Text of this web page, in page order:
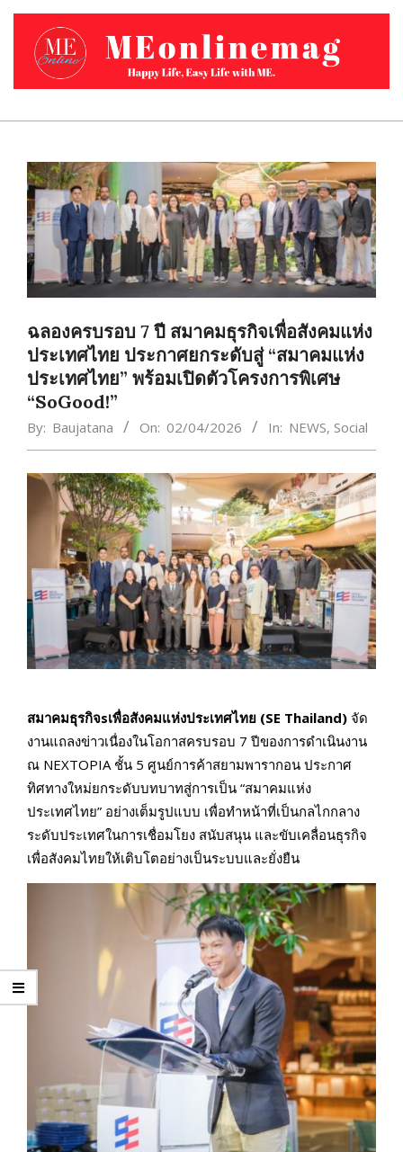
Skip
content
Primary
Menu
ฉลองครบรอบ 7 ปี สมาคมธุรกิจเพื่อสังคมแห่ง
ประเทศไทย ประกาศยกระดับสู่ “สมาคมแห่ง
ประเทศไทย” พร้อมเปิดตัวโครงการพิเศษ
“SoGood!”
By: Baujatana On: 02/04/2026 In: NEWS, Social
สมาคมธุรกิจsเพื่อสังคมแห่งประเทศไทย (SE Thailand) จัด
งานแถลงข่าวเนื่องในโอกาสครบรอบ 7 ปีของการดำเนินงาน
ณ NEXTOPIA ชั้น 5 ศูนย์การค้าสยามพารากอน ประกาศ
ทิศทางใหม่ยกระดับบทบาทสู่การเป็น “สมาคมแห่ง
ประเทศไทย” อย่างเต็มรูปแบบ เพื่อทำหน้าที่เป็นกลไกกลาง
ระดับประเทศในการเชื่อมโยง สนับสนุน และขับเคลื่อนธุรกิจ
เพื่อสังคมไทยให้เติบโตอย่างเป็นระบบและยั่งยืน